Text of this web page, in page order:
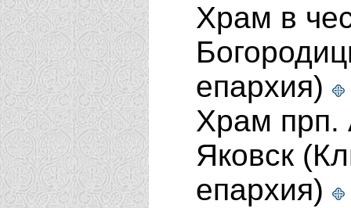
Храм в
епархия)
Храм прп.
Яковск
епархия)